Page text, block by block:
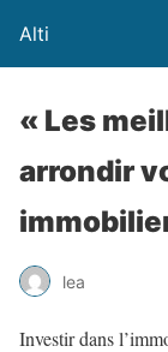
Alti
« Les
arrondir
lea
Investir dans